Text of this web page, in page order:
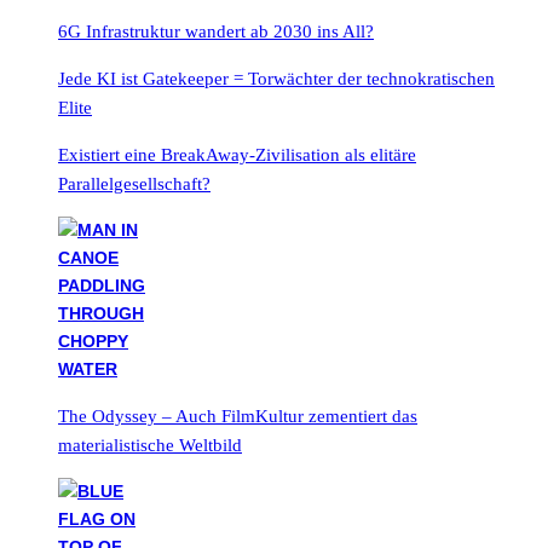
6G Infrastruktur wandert ab 2030 ins All?
Jede KI ist Gatekeeper = Torwächter der technokratischen
Elite
Existiert eine BreakAway-Zivilisation als elitäre
Parallelgesellschaft?
The Odyssey – Auch FilmKultur zementiert das
materialistische Weltbild